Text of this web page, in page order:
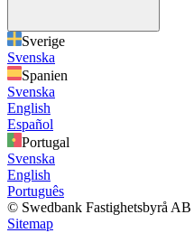
Sverige
Svenska
Spanien
Svenska
English
Español
Portugal
Svenska
English
Português
© Swedbank Fastighetsbyrå AB
Sitemap